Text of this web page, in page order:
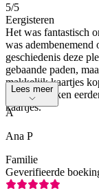
5/5
Eergisteren
Het was fantastisch
was adembenemend
geschiedenis deze
gebaande paden,
makkelijk kaartjes
andere plekken
kaartjes.
Lees meer
A
Ana P
Familie
Geverifieerde